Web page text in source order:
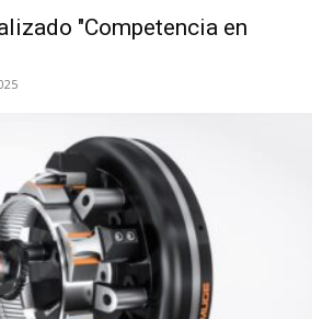
"Competencia en